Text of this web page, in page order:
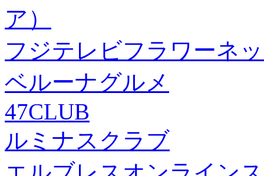
ア）
フジテレビフラワーネ
ベルーナグルメ
47CLUB
ルミナスクラブ